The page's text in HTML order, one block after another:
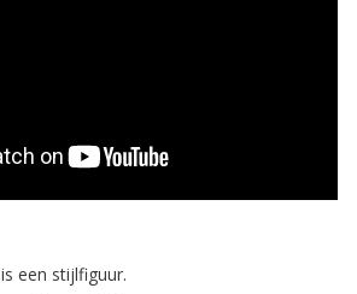
is een stijlfiguur.